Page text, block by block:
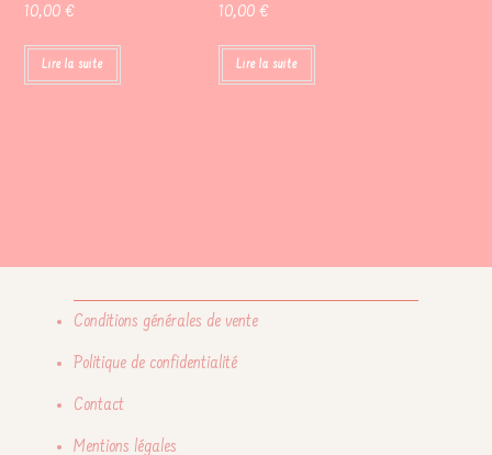
10,00€
Lire la suite
10,00 €
Lire la suite
Conditions générales de vente
Politique de confidentialité
Contact
Mentions légales